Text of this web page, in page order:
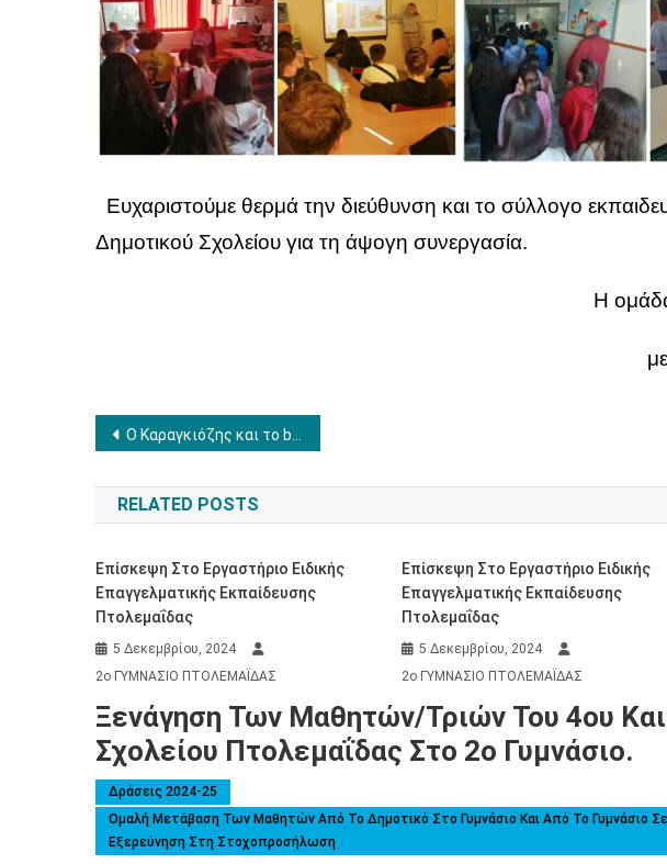
Ευχαριστούμε θερμά την διεύθυνση και το σύλλογο
Δημοτικού Σχολείου για τη άψογη συνεργασία.
Η
Πλοήγηση
άρθρων
Ο Καραγκιόζης και το bullying
RELATED POSTS
Επίσκεψη Στο Εργαστήριο Ειδικής
Επαγγελματικής Εκπαίδευσης
Πτολεμαΐδας
5 Δεκεμβρίου, 2024
2ο ΓΥΜΝΑΣΙΟ ΠΤΟΛΕΜΑΪΔΑΣ
Επίσκεψη Στο Εργαστήριο Ειδικής
Επαγγελματικής Εκπαίδευσης
Πτολεμαΐδας
5 Δεκεμβρίου, 2024
2ο ΓΥΜΝΑΣΙΟ ΠΤΟΛΕΜΑΪΔΑΣ
Ξενάγηση Των Μαθητών/τριών Του 4ου
Σχολείου Πτολεμαΐδας Στο 2ο Γυμνάσιο.
Δράσεις 2024-25
Ομαλή Μετάβαση Των Μαθητών Από Το Δημοτικό Στο Γυμνάσιο Και Από Το Γυμνάσιο
Εξερεύνηση Στη Στοχοπροσήλωση